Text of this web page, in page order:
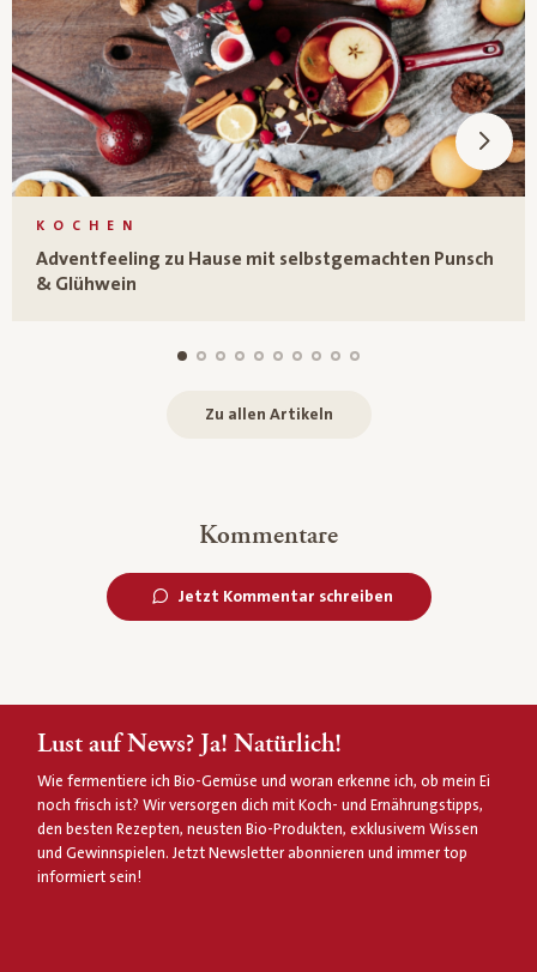
KOCHEN
Adventfeeling zu Hause mit selbstgemachten Punsch
& Glühwein
Zu allen Artikeln
Kommentare
Jetzt Kommentar schreiben
Lust auf News? Ja! Natürlich!
Wie fermentiere ich Bio-Gemüse und woran erkenne ich, ob mein Ei
noch frisch ist? Wir versorgen dich mit Koch- und Ernährungstipps,
den besten Rezepten, neusten Bio-Produkten, exklusivem Wissen
und Gewinnspielen. Jetzt Newsletter abonnieren und immer top
informiert sein!